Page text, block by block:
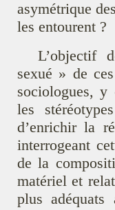
asymétrique
les entourent ?
L’objectif
sexué » de
sociologues, y
les
d’enrichir la
interrogeant
de la
matériel et
plus adéquats